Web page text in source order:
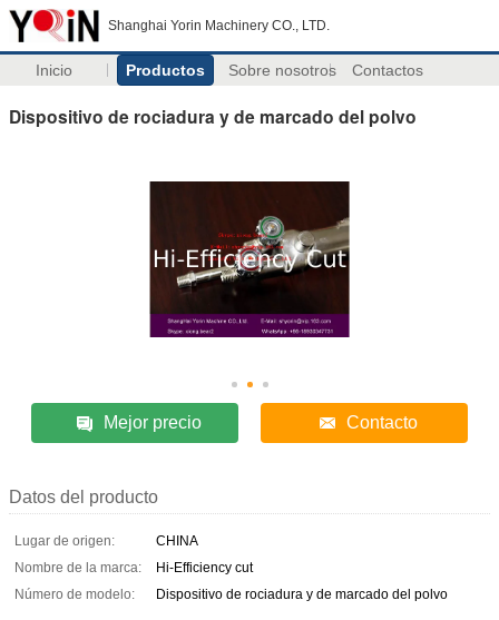
Shanghai Yorin Machinery CO., LTD.
Inicio Productos Sobre nosotros Contactos
Dispositivo de rociadura y de marcado del polvo
Mejor precio Contacto
Datos del producto
Lugar de origen:
CHINA
Nombre de la marca:
Hi-Efficiency cut
Número de modelo:
Dispositivo de rociadura y de marcado del polvo